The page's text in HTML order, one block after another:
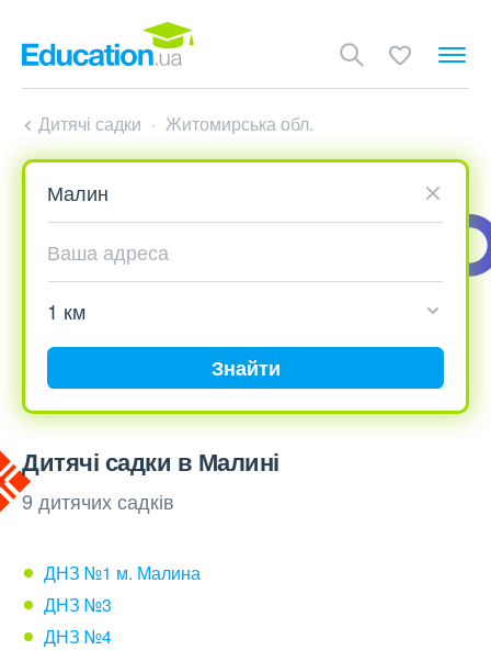
Дитячі садки Житомирська обл.
Знайти
Дитячі садки в Малині
9 дитячих садків
ДНЗ №1 м. Малина
ДНЗ №3
ДНЗ №4